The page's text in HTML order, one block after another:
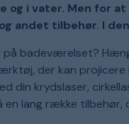
og i vater. Men for
andet tilbehør. I
på badeværelset?
der kan
din krydslaser,
en lang række